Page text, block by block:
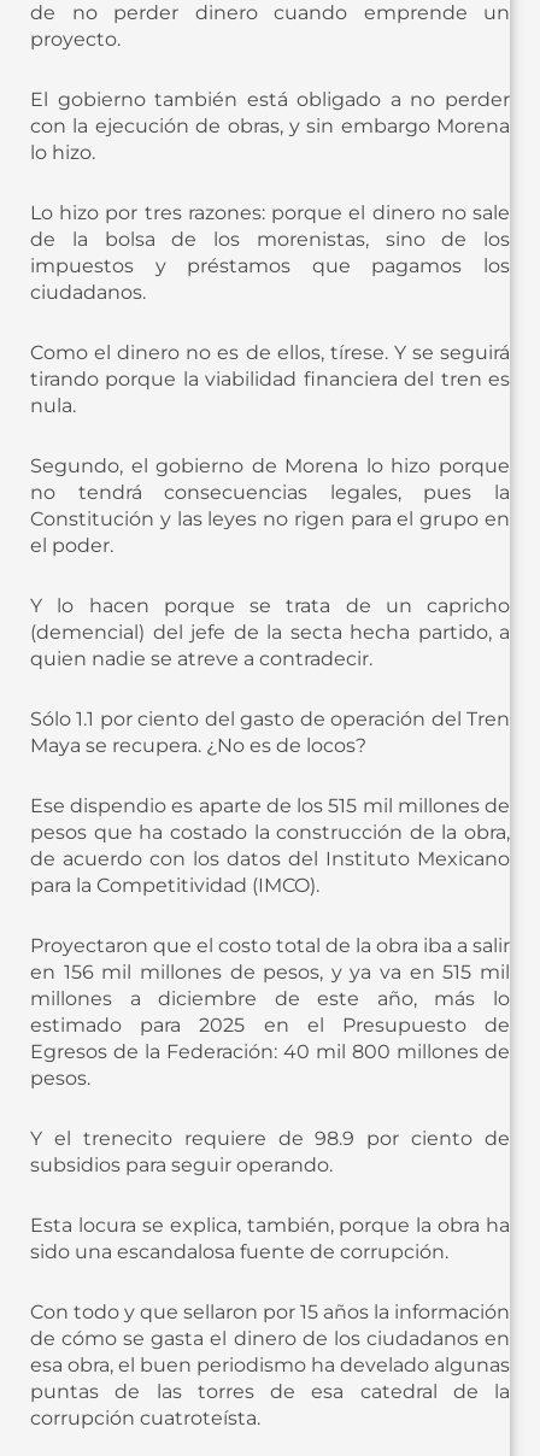
de no perder dinero cuando emprende un
proyecto.
El gobierno también está obligado a no perder
con la ejecución de obras, y sin embargo Morena
lo hizo.
Lo hizo por tres razones: porque el dinero no sale
de la bolsa de los morenistas, sino de los
impuestos y préstamos que pagamos los
ciudadanos.
Como el dinero no es de ellos, tírese. Y se seguirá
tirando porque la viabilidad financiera del tren es
nula.
Segundo, el gobierno de Morena lo hizo porque
no tendrá consecuencias legales, pues la
Constitución y las leyes no rigen para el grupo en
el poder.
Y lo hacen porque se trata de un capricho
(demencial) del jefe de la secta hecha partido, a
quien nadie se atreve a contradecir.
Sólo 1.1 por ciento del gasto de operación del Tren
Maya se recupera. ¿No es de locos?
Ese dispendio es aparte de los 515 mil millones de
pesos que ha costado la construcción de la obra,
de acuerdo con los datos del Instituto Mexicano
para la Competitividad (IMCO).
Proyectaron que el costo total de la obra iba a salir
en 156 mil millones de pesos, y ya va en 515 mil
millones a diciembre de este año, más lo
estimado para 2025 en el Presupuesto de
Egresos de la Federación: 40 mil 800 millones de
pesos.
Y el trenecito requiere de 98.9 por ciento de
subsidios para seguir operando.
Esta locura se explica, también, porque la obra ha
sido una escandalosa fuente de corrupción.
Con todo y que sellaron por 15 años la información
de cómo se gasta el dinero de los ciudadanos en
esa obra, el buen periodismo ha develado algunas
puntas de las torres de esa catedral de la
corrupción cuatroteísta.